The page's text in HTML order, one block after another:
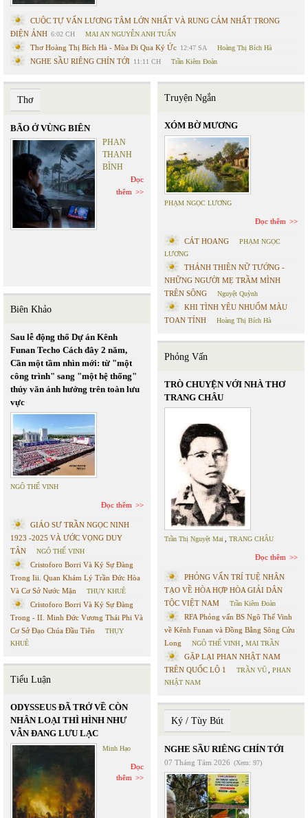
CUỘC TỰ VẤN LƯƠNG TÂM LỚN NHẤT VÀ RUNG CẢM NHẤT TRONG
ĐIỆN ẢNH 6:02 CH MAI AN NGUYỄN ANH TUẤN
Thơ Hoàng Thị Bích Hà - Mùa Đi Qua Ký Ức 12:47 SA Hoàng Thị Bích Hà
NGHE SẦU RIÊNG CHÍN TỚI 11:11 CH Trần Kiêm Đoàn
Thơ
BÃO Ở VÙNG BIÊN
PHAN
THANH
BÌNH
Đọc
thêm
Biên Khảo
Sau lễ động thổ Dự án Kênh
Funan Techo Cách đây 2 năm,
Cần một tầm nhìn mới: từ "một
công trình" sang "một hệ thống"
thủy văn ảnh hưởng trên toàn lưu
vực
NGÔ THẾ VINH
Đọc thêm
GIÁO SƯ TRẦN NGỌC NINH
1923 -2025 VÀ ƯỚC VỌNG DUY
TÂN
NGÔ THẾ VINH
Cristoforo Borri Và Ký Sự Đàng
Trong Iii. Quan Khám Lý Trần Đức Hòa
Và Cơ Sở Nước Mặn
THỤY KHUÊ
Cristoforo Borri Và Ký Sự Đàng
Trong - II. Minh Đức Vương Thái Phi Và
Cơ Sở Đạo Chúa Đầu Tiên
THỤY
KHUÊ
Tiểu Luận
ODYSSEUS ĐÃ TRỞ VỀ CÒN
NHÂN LOẠI THÌ HÌNH NHƯ
VẪN ĐANG LƯU LẠC
Minh Hạo
Đọc
thêm
Truyện Ngắn
XÓM BỜ MƯƠNG
PHẠM NGỌC LƯƠNG
Đọc thêm
CÁT HOANG
PHẠM NGỌC
LƯƠNG
THÁNH THIÊN NỮ TƯỚNG -
NHỮNG NGƯỜI MẸ TRẦM MÌNH
TRÊN SÔNG
Nguyệt Quỳnh
KHI TÌNH YÊU NHUỐM MÀU
TOAN TÍNH
Hoàng Thị Bích Hà
Phỏng Vấn
TRÒ CHUYỆN VỚI NHÀ THƠ
TRANG CHÂU
Trần Thị Nguyệt Mai TRANG CHÂU
Đọc thêm
PHỎNG VẤN TRÍ TUỆ NHÂN
TẠO VỀ HÒA HỢP HÒA GIẢI DÂN
TỘC VIỆT NAM
Trần Kiêm Đoàn
RFA Phỏng vấn BS Ngô Thế Vinh
về Kênh Funan và Đồng Bằng Sông Cửu
Long
NGÔ THẾ VINH MAI TRẦN
GẶP LẠI PHAN NHẬT NAM
TRÊN QUỐC LỘ 1
TRẦN VŨ
PHAN
NHẬT NAM
Ký / Tùy Bút
NGHE SẦU RIÊNG CHÍN TỚI
07 Tháng Tám 2026 (Xem: 97)